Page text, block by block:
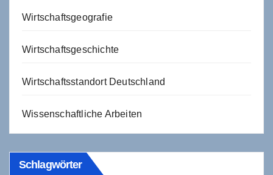
Wirtschaftsgeografie
Wirtschaftsgeschichte
Wirtschaftsstandort Deutschland
Wissenschaftliche Arbeiten
Schlagwörter